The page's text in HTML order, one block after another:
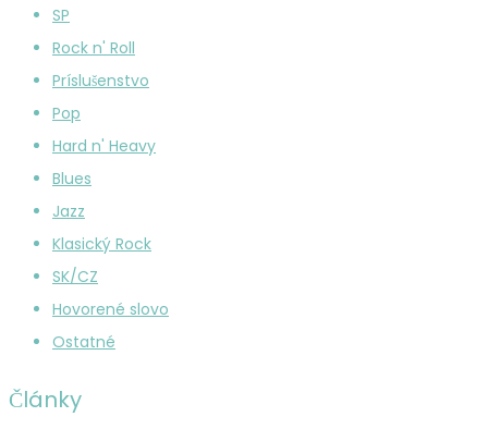
SP
Rock n' Roll
Príslušenstvo
Pop
Hard n' Heavy
Blues
Jazz
Klasický Rock
SK/CZ
Hovorené slovo
Ostatné
Články